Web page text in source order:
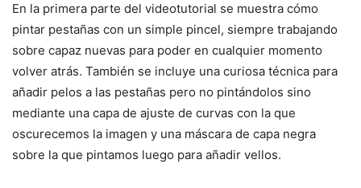
En la primera parte del videotutorial se muestra cómo
pintar pestañas con un simple pincel, siempre trabajando
sobre capaz nuevas para poder en cualquier momento
volver atrás. También se incluye una curiosa técnica para
añadir pelos a las pestañas pero no pintándolos sino
mediante una capa de ajuste de curvas con la que
oscurecemos la imagen y una máscara de capa negra
sobre la que pintamos luego para añadir vellos.